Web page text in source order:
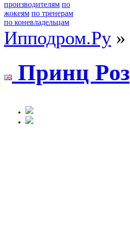
производителям по
жокеям по тренерам
по коневладельцам
Ипподром.Ру »
Принц Рoз